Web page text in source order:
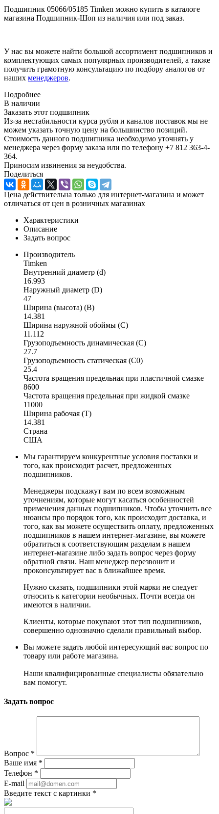
Подшипник 05066/05185 Timken можно купить в каталоге
магазина Подшипник-Шоп из наличия или под заказ.
У нас вы можете найти большой ассортимент подшипников и
комплектующих самых популярных производителей, а также
получить грамотную консультацию по подбору аналогов от
наших менеджеров.
Подробнее
В наличии
Заказать этот подшипник
Из-за нестабильности курса рубля и каналов поставок мы не
можем указать точную цену на большинство позиций.
Стоимость данного подшипника необходимо уточнять у
менеджера через форму заказа или по телефону +7 812 363-4-
364.
Приносим извинения за неудобства.
Поделиться
Цена действительна только для интернет-магазина и может
отличаться от цен в розничных магазинах
Характеристики
Описание
Задать вопрос
Производитель
Timken
Внутренний диаметр (d)
16.993
Наружный диаметр (D)
47
Ширина (высота) (B)
14.381
Ширина наружной обоймы (C)
11.112
Грузоподъемность динамическая (C)
27.7
Грузоподъемность статическая (C0)
25.4
Частота вращения предельная при пластичной смазке
8600
Частота вращения предельная при жидкой смазке
11000
Ширина рабочая (T)
14.381
Страна
США
Мы гарантируем конкурентные условия поставки и
того, как происходит расчет, предложенных
подшипников.
Менеджеры подскажут вам по всем возможным
уточнениям, которые могут касаться особенностей
применения данных подшипников. Чтобы уточнить все
нюансы про порядок того, как происходит доставка, и
того, как вы можете осуществить оплату, предложенных
подшипников в нашем интернет-магазине, вы можете
обратиться к соответствующим разделам в нашем
интернет-магазине либо задать вопрос через форму
обратной связи. Наш менеджер перезвонит и
проконсультирует вас в ближайшее время.
Нужно сказать, подшипники этой марки не следует
относить к категории необычных. Почти всегда он
имеются в наличии.
Клиенты, которые покупают этот тип подшипников,
совершенно однозначно сделали правильный выбор.
Вы можете задать любой интересующий вас вопрос по
товару или работе магазина.
Наши квалифицированные специалисты обязательно
вам помогут.
Задать вопрос
Вопрос *
Ваше имя *
Телефон *
E-mail
Введите текст с картинки *